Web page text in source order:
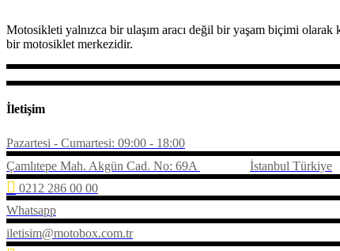
Motosikleti yalnızca bir ulaşım aracı değil bir yaşam biçimi
bir motosiklet merkezidir.
İletişim
Pazartesi - Cumartesi: 09:00 - 18:00
Çamlıtepe Mah. Akgün Cad. No: 69A
İstanbul Türkiye
0212 286 00 00
Whatsapp
iletisim@motobox.com.tr